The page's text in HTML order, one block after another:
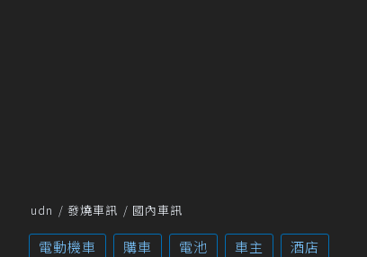
udn 發燒車訊 國內車訊
電動機車 購車 電池 車主 酒店